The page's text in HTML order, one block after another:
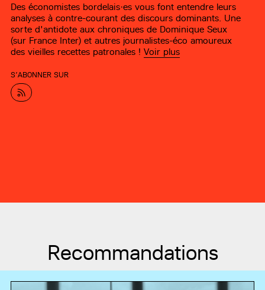
Des économistes bordelais·es vous font entendre leurs
analyses à contre-courant des discours dominants. Une
sorte d'antidote aux chroniques de Dominique Seux
(sur France Inter) et autres journalistes-éco amoureux
des vieilles recettes patronales !Voir plus
S’ABONNER SUR
Recommandations